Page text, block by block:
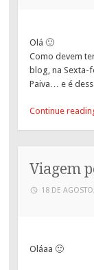
Olá 🙂
Como devem
blog, na Sexta-
Paiva… e é
Continue
Viagem
18 DE
Oláaa 🙂